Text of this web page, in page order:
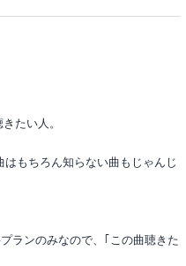
たい人。
もちろん知らない曲もじゃんじ
ランのみなので、｢この曲聴きた